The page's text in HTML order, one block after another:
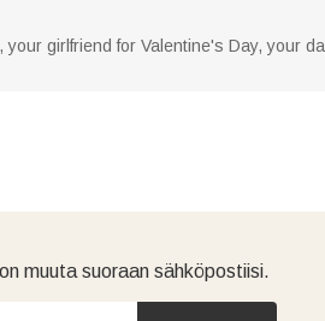
girlfriend for Valentine's Day, your
muuta suoraan sähköpostiisi.